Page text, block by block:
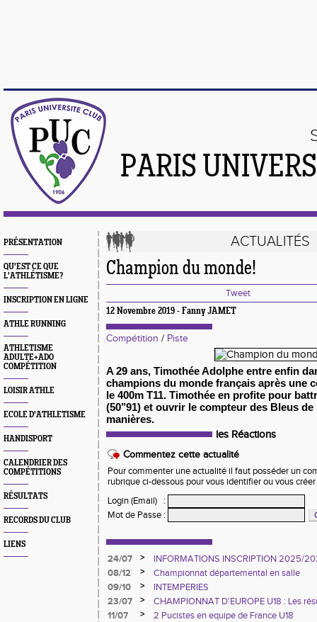
PARIS
PRÉSENTATION
QU'EST CE QUE
L'ATHLÉTISME?
INSCRIPTION EN LIGNE
ATHLE RUNNING
ATHLETISME
ADULTE+ADO
COMPÉTITION
LOISIR ATHLE
ECOLE D'ATHLETISME
HANDISPORT
CALENDRIER DES
COMPÉTITIONS
RÉSULTATS
RECORDS DU CLUB
LIENS
ACTUALITÉS
Champion du monde!
Tweet
12 Novembre 2019 - Fanny JAMET
Compétition / Piste
A 29 ans, Timothée Adolphe entre enfin
champions du monde français après une
le 400m T11. Timothée en profite pour
(50’’91) et ouvrir le compteur des Bleus
manières.
les Réactions
Commentez cette actualité
Pour commenter une actualité il faut posséder un
rubrique ci-dessous pour vous identifier ou vous
Login (Email)
:
Mot de Passe :
24/07 >
INFORMATIONS INSCRIPTION 2025/
08/12
>
Championnat départemental en salle
09/10
>
INTEMPERIES
23/07
>
CHAMPIONNAT D'EUROPE U18 : Les
11/07
>
2 Pucistes en equipe de France U18